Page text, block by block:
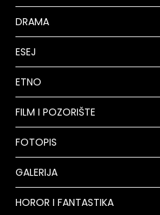
DRAMA
ESEJ
ETNO
FILM I POZORIŠTE
FOTOPIS
GALERIJA
HOROR I FANTASTIKA